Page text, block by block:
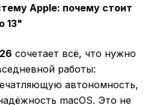
Apple: почему стоит
13"
сочетает всё, что нужно
работы:
автономность,
macOS. Это не